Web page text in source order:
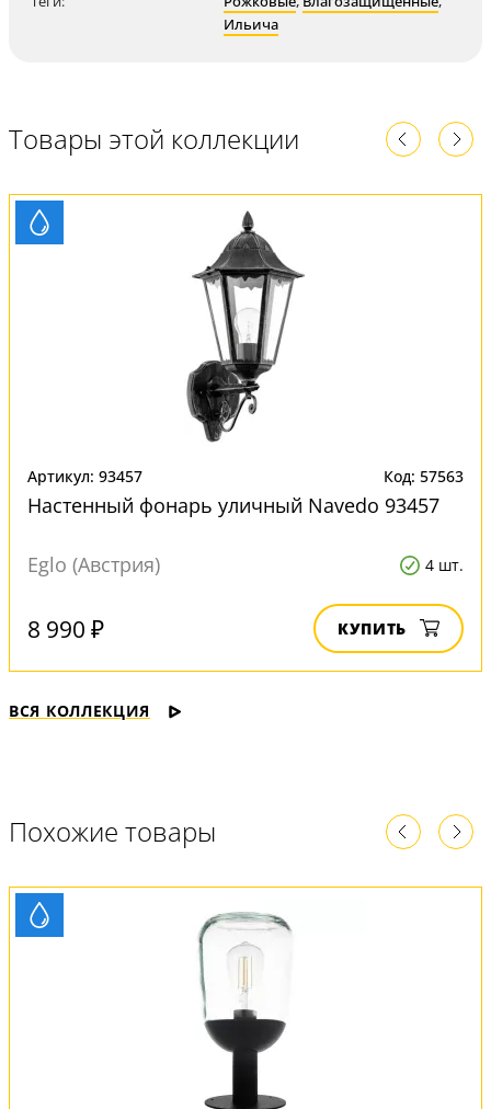
Ильича
Товары этой коллекции
Артикул: 93457 Код: 57563
Настенный фонарь уличный Navedo 93457
Eglo (Австрия) 4 шт.
8 990 ₽ КУПИТЬ
ВСЯ КОЛЛЕКЦИЯ
Похожие товары